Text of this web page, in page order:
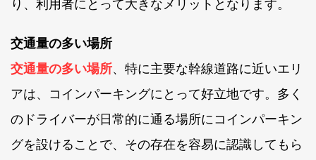
り、利用者にとって大きなメリットとなります。
交通量の多い場所
交通量の多い場所、特に主要な幹線道路に近いエリ
アは、コインパーキングにとって好立地です。多く
のドライバーが日常的に通る場所にコインパーキン
グを設けることで、その存在を容易に認識してもら